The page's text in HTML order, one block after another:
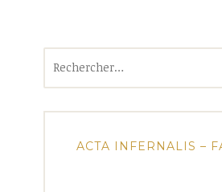
ACTA INFERNALIS –